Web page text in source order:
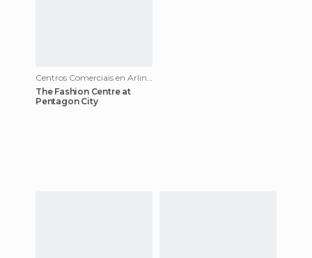
Centros Comerciais en Arlington
The Fashion Centre at
Pentagon City